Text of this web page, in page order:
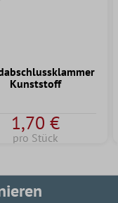
Kunststoff
1,70 €
pro Stück